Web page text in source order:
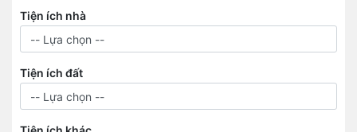
Tiện ích nhà
Tiện ích đất